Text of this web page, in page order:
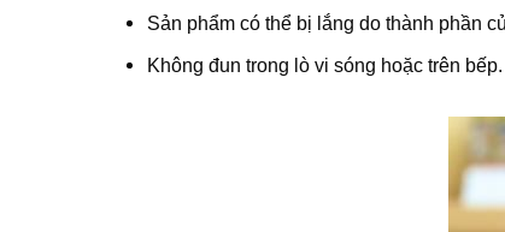
Sản phẩm có thể bị lắng do thành phần
Không đun trong lò vi sóng hoặc trên bếp.